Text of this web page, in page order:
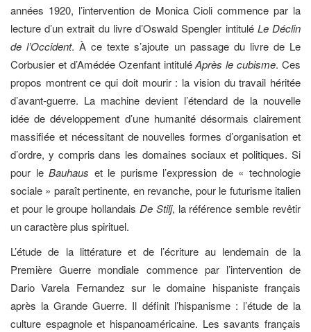
années 1920, l’intervention de Monica Cioli commence par la
lecture d’un extrait du livre d’Oswald Spengler intitulé Le Déclin
de l’Occident. À ce texte s’ajoute un passage du livre de Le
Corbusier et d’Amédée Ozenfant intituléAprès le cubisme. Ces
propos montrent ce qui doit mourir : la vision du travail héritée
d’avant-guerre. La machine devient l’étendard de la nouvelle
idée de développement d’une humanité désormais clairement
massifiée et nécessitant de nouvelles formes d’organisation et
d’ordre, y compris dans les domaines sociaux et politiques. Si
pour leBauhaus et le purisme l’expression de « technologie
sociale » paraît pertinente, en revanche, pour le futurisme italien
et pour le groupe hollandais De Stilj, la référence semble revêtir
un caractère plus spirituel.
L’étude de la littérature et de l’écriture au lendemain de la
Première Guerre mondiale commence par l’intervention de
Dario Varela Fernandez sur le domaine hispaniste français
après la Grande Guerre. Il définit l’hispanisme : l’étude de la
culture espagnole et hispanoaméricaine. Les savants français